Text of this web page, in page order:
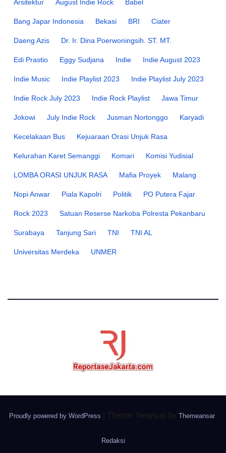
Arsitektur August Indie Rock Babel
Bang Japar Indonesia Bekasi BRI Ciater
Daeng Azis Dr. Ir. Dina Poerwoningsih. ST. MT.
Edi Prastio Eggy Sudjana Indie Indie August 2023
Indie Music Indie Playlist 2023 Indie Playlist July 2023
Indie Rock July 2023 Indie Rock Playlist Jawa Timur
Jokowi July Indie Rock Jusman Nortonggo Karyadi
Kecelakaan Bus Kejuaraan Orasi Unjuk Rasa
Kelurahan Karet Semanggi Komari Komisi Yudisial
LOMBA ORASI UNJUK RASA Mafia Proyek Malang
Nopi Anwar Piala Kapolri Politik PO Putera Fajar
Rock 2023 Satuan Reserse Narkoba Polresta Pekanbaru
Surabaya Tanjung Sari TNI TNI AL
Universitas Merdeka UNMER
Proudly powered by WordPress Theme: Newsup by Themeansar.
Redaksi